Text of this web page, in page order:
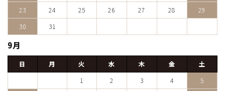
23
24 25 26 27 28
29
30
31
9月
日 月 火 水 木 金
土
1
2 3 4
5